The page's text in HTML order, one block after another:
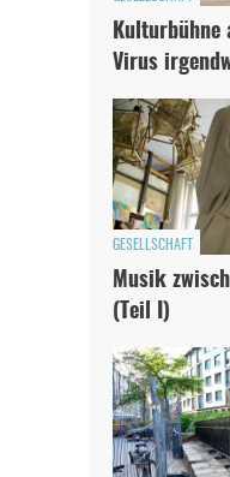
Kulturbühne
Virus
GESELLSCHAFT
Musik
(Teil I)